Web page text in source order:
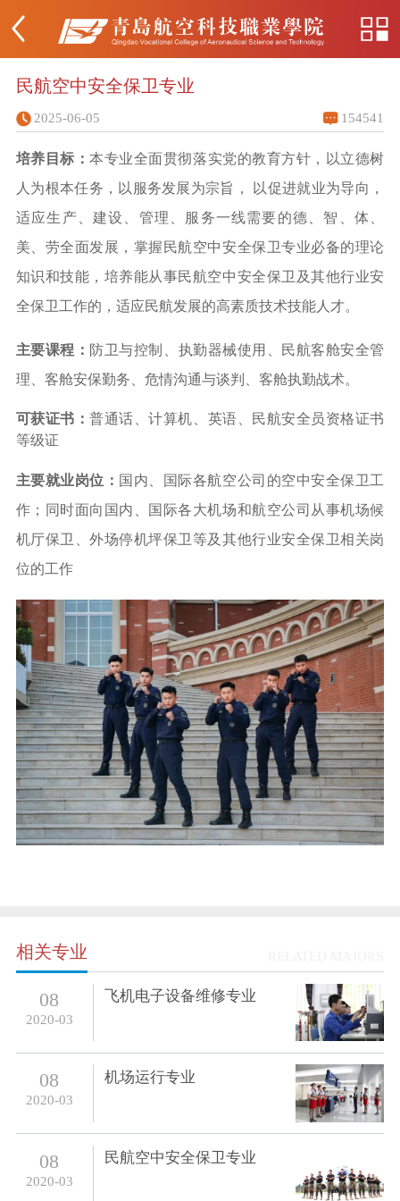
民航空中安全保卫专业
2025-06-05 154541
培养目标：本专业全面贯彻落实党的教育方针，以立德树
人为根本任务，以服务发展为宗旨，
以促进就业为导向，
适应生产、建设、管理、服务一线需要的德、智、体、
美、劳全面发展，掌握民航空中安全保卫专业必备的理论
知识和技能，培养能从事民航空中安全保卫及其他行业安
全保卫工作的，适应民航发展的高素质技术技能人才。
主要课程： 防卫与控制 、执勤器械使用
、民航客舱安全管
理 、客舱安保勤务 、危情沟通与谈判 、客舱执勤战术。
可获证书：普通话、计算机、英语、
民航安全员资格证书
等级证
主要就业岗位： 国内、国际各航空公司的空中安全保卫工
作；同时面向国内、国际各大机场和航空公司从事机场候
机厅保卫、外场停机坪保卫等及其他行业安全保卫相关岗
位的工作
相关专业
08
2020-03
飞机电子设备维修专业
08
2020-03
机场运行专业
08
2020-03
民航空中安全保卫专业